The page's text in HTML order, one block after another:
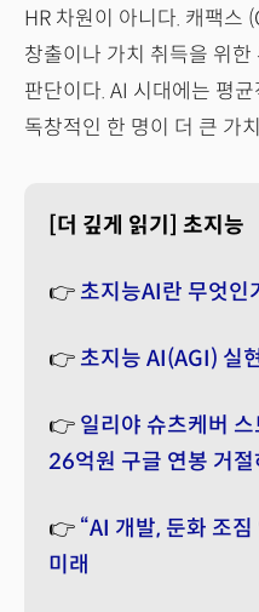
HR 차원이 아니다. 캐팩스
창출이나 가치 취득을 위
판단이다. AI 시대에는 평
독창적인 한 명이 더 큰 가
[더 깊게 읽기] 초지능
👉 초지능AI란 무엇인
👉 초지능 AI(AGI) 실
👉 일리야 슈츠케버
26억원 구글 연봉 거
👉 “AI 개발, 둔화 조
미래